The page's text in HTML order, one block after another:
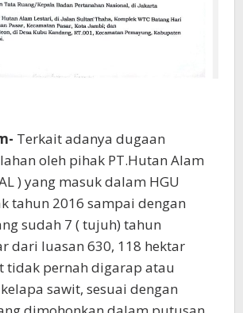
Terkait adanya dugaan
oleh pihak PT.Hutan Alam
) yang masuk dalam HGU
tahun 2016 sampai dengan
sudah 7 ( tujuh) tahun
dari luasan 630, 118 hektar
tidak pernah digarap atau
sawit, sesuai dengan